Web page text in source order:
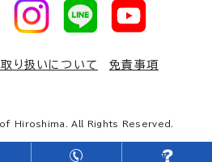
り扱いについて
免責事項
Hiroshima. All Rights Reserved.